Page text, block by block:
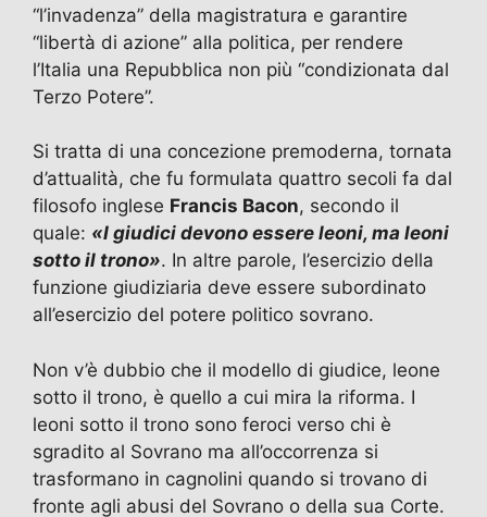
“l’invadenza” della magistratura e garantire
“libertà di azione” alla politica, per rendere
l’Italia una Repubblica non più “condizionata dal
Terzo Potere”.
Si tratta di una concezione premoderna, tornata
d’attualità, che fu formulata quattro secoli fa dal
filosofo inglese Francis Bacon, secondo il
quale: «I giudici devono essere leoni, ma leoni
sotto il trono». In altre parole, l’esercizio della
funzione giudiziaria deve essere subordinato
all’esercizio del potere politico sovrano.
Non v’è dubbio che il modello di giudice, leone
sotto il trono, è quello a cui mira la riforma. I
leoni sotto il trono sono feroci verso chi è
sgradito al Sovrano ma all’occorrenza si
trasformano in cagnolini quando si trovano di
fronte agli abusi del Sovrano o della sua Corte.